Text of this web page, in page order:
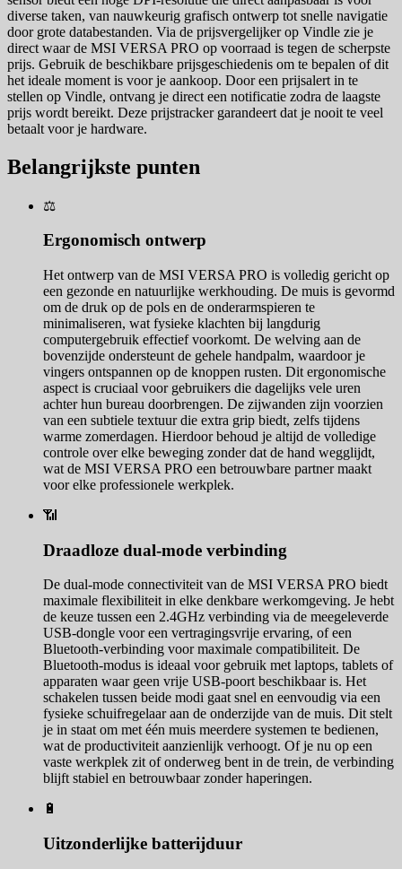
diverse taken, van nauwkeurig grafisch ontwerp tot snelle navigatie
door grote databestanden. Via de prijsvergelijker op Vindle zie je
direct waar de MSI VERSA PRO op voorraad is tegen de scherpste
prijs. Gebruik de beschikbare prijsgeschiedenis om te bepalen of dit
het ideale moment is voor je aankoop. Door een prijsalert in te
stellen op Vindle, ontvang je direct een notificatie zodra de laagste
prijs wordt bereikt. Deze prijstracker garandeert dat je nooit te veel
betaalt voor je hardware.
Belangrijkste punten
⚖️
Ergonomisch ontwerp
Het ontwerp van de MSI VERSA PRO is volledig gericht op
een gezonde en natuurlijke werkhouding. De muis is gevormd
om de druk op de pols en de onderarmspieren te
minimaliseren, wat fysieke klachten bij langdurig
computergebruik effectief voorkomt. De welving aan de
bovenzijde ondersteunt de gehele handpalm, waardoor je
vingers ontspannen op de knoppen rusten. Dit ergonomische
aspect is cruciaal voor gebruikers die dagelijks vele uren
achter hun bureau doorbrengen. De zijwanden zijn voorzien
van een subtiele textuur die extra grip biedt, zelfs tijdens
warme zomerdagen. Hierdoor behoud je altijd de volledige
controle over elke beweging zonder dat de hand wegglijdt,
wat de MSI VERSA PRO een betrouwbare partner maakt
voor elke professionele werkplek.
📶
Draadloze dual-mode verbinding
De dual-mode connectiviteit van de MSI VERSA PRO biedt
maximale flexibiliteit in elke denkbare werkomgeving. Je hebt
de keuze tussen een 2.4GHz verbinding via de meegeleverde
USB-dongle voor een vertragingsvrije ervaring, of een
Bluetooth-verbinding voor maximale compatibiliteit. De
Bluetooth-modus is ideaal voor gebruik met laptops, tablets of
apparaten waar geen vrije USB-poort beschikbaar is. Het
schakelen tussen beide modi gaat snel en eenvoudig via een
fysieke schuifregelaar aan de onderzijde van de muis. Dit stelt
je in staat om met één muis meerdere systemen te bedienen,
wat de productiviteit aanzienlijk verhoogt. Of je nu op een
vaste werkplek zit of onderweg bent in de trein, de verbinding
blijft stabiel en betrouwbaar zonder haperingen.
🔋
Uitzonderlijke batterijduur